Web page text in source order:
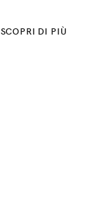
SCOPRI DI PIÙ